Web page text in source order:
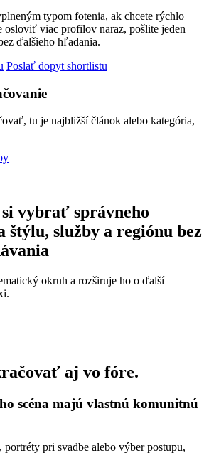
typom fotenia, ak chcete rýchlo
osloviť viac profilov naraz, pošlite jeden
ďalšieho hľadania.
Poslať dopyt shortlistu
tu je najbližší článok alebo kategória,
vybrať správneho
služby a regiónu bez
okruh a rozširuje ho o ďalší
aj vo fóre.
scéna majú vlastnú komunitnú
pri svadbe alebo výber postupu,